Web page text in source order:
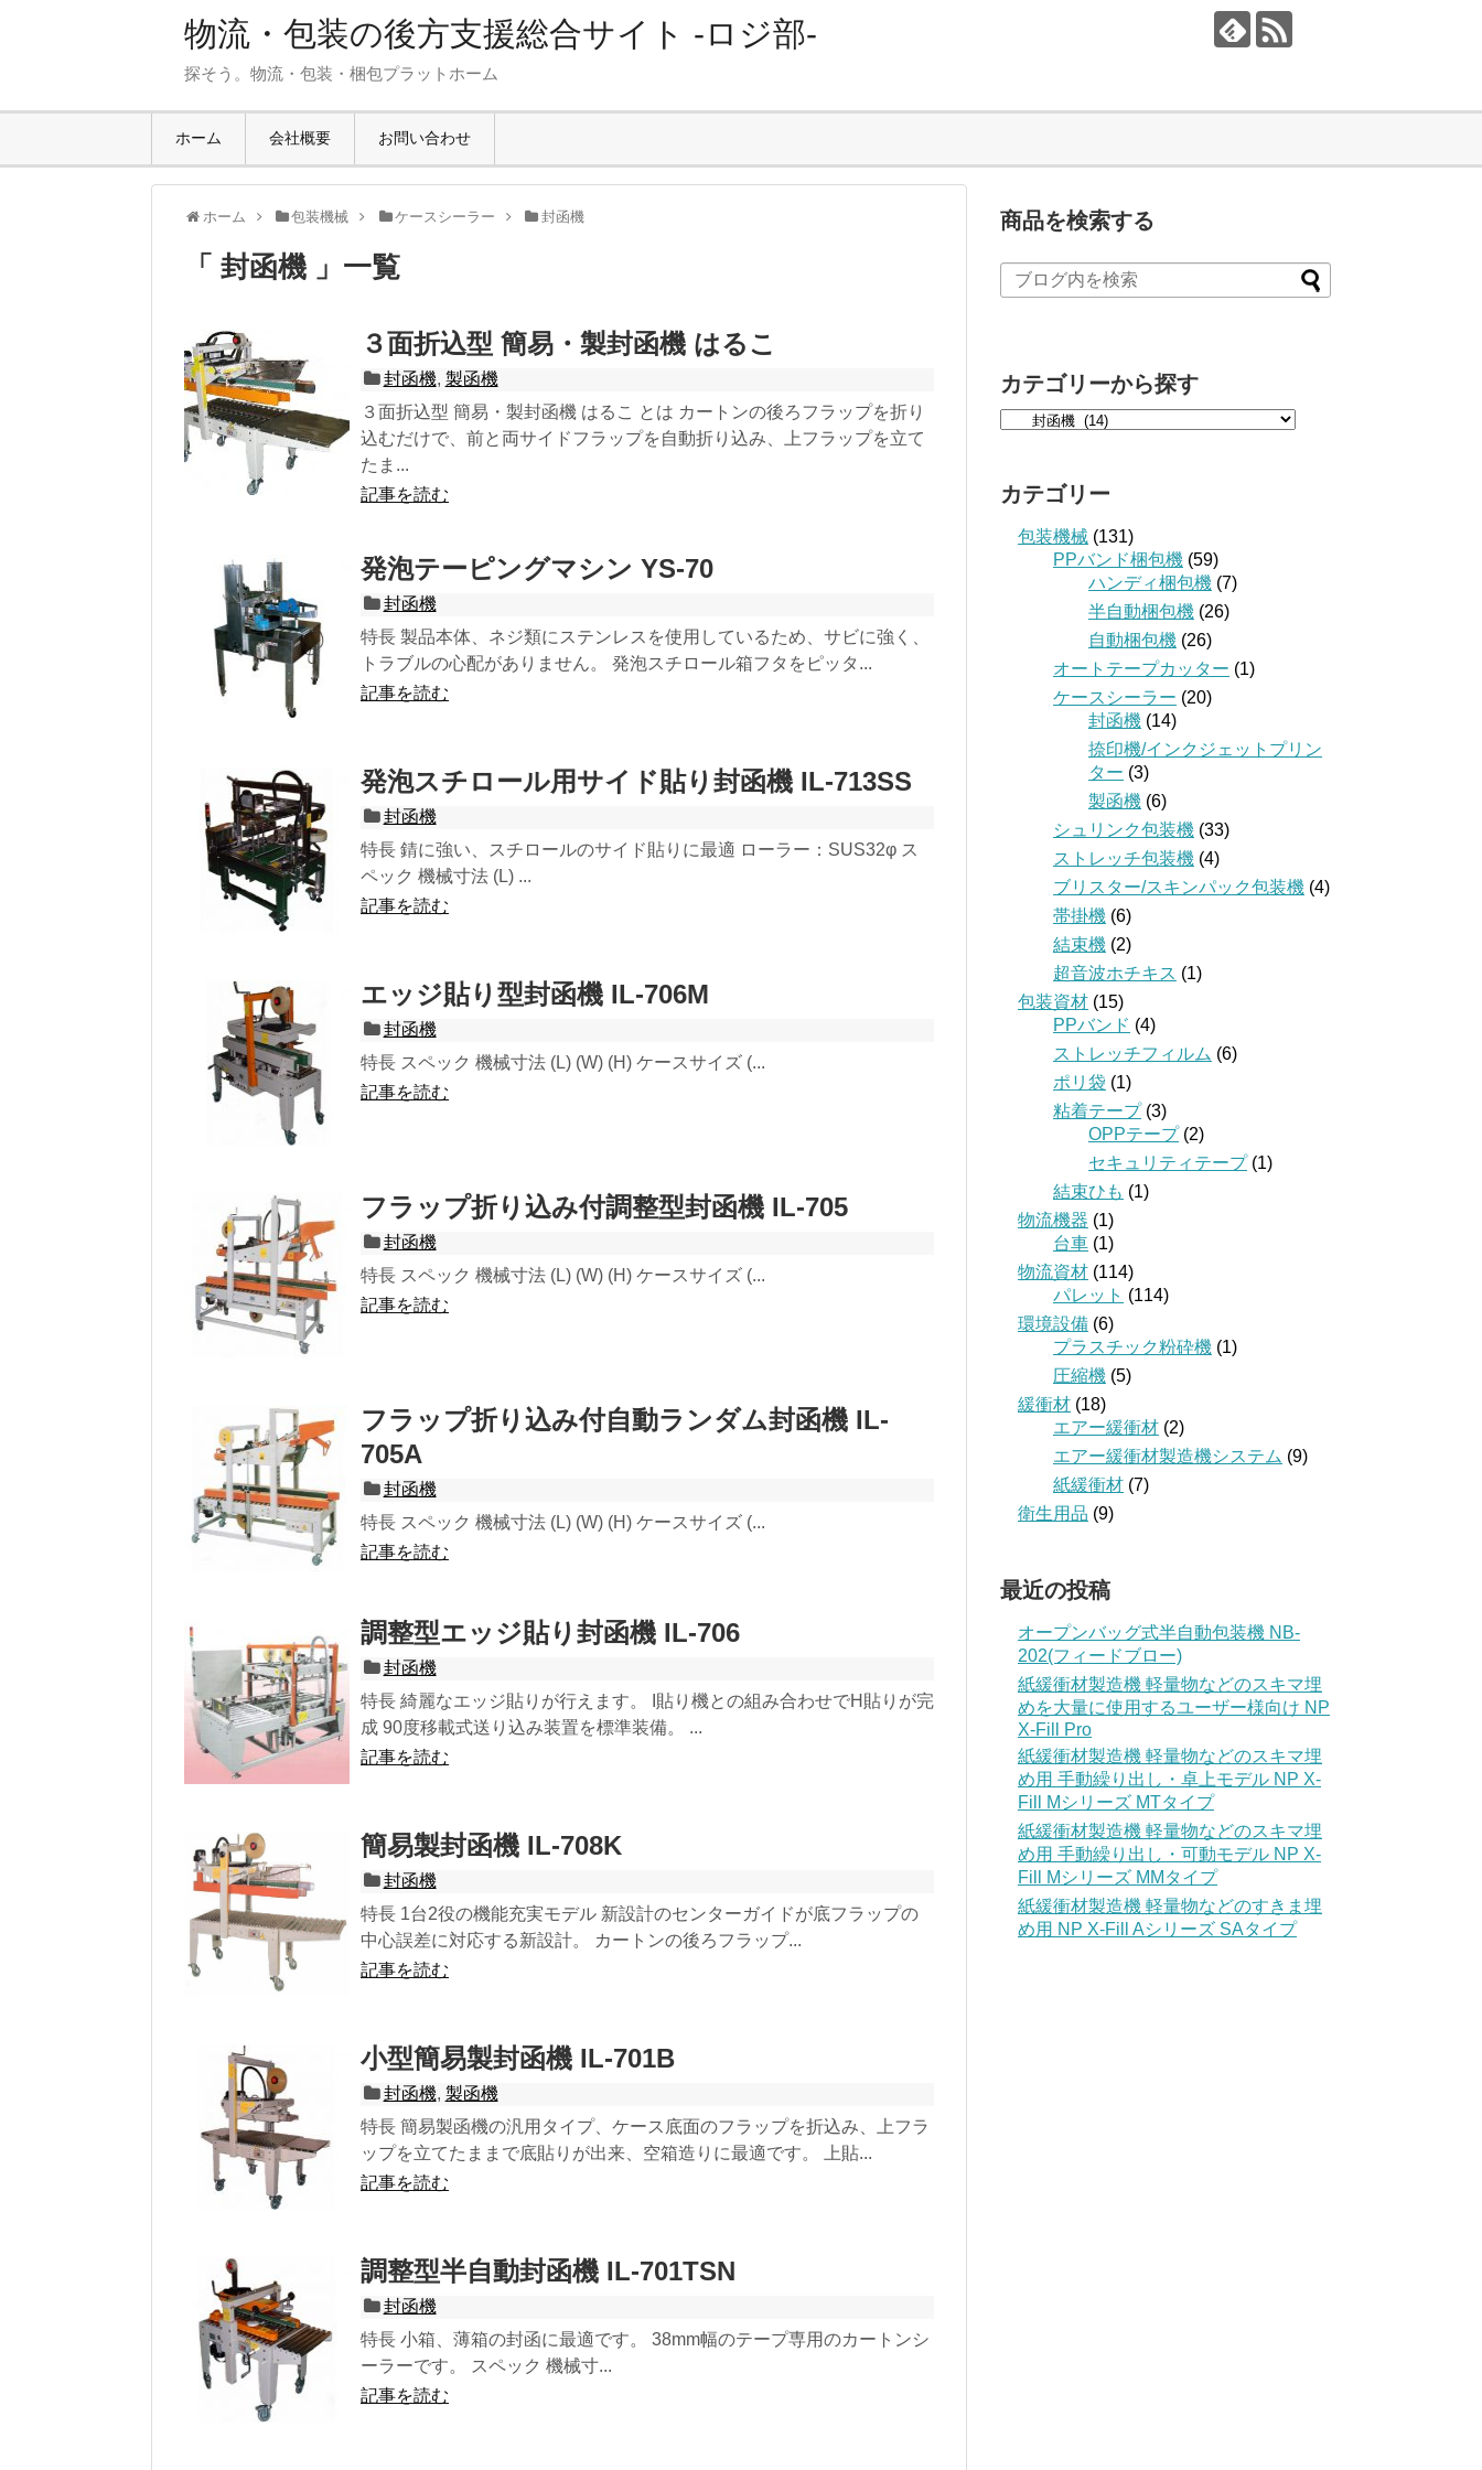
物流・包装の後方支援総合サイト -ロジ部-
探そう。物流・包装・梱包プラットホーム
ホーム 会社概要 お問い合わせ
ホーム 包装機械 ケースシーラー 封函機
「 封函機 」一覧
３面折込型 簡易・製封函機 はるこ
封函機, 製函機
３面折込型 簡易・製封函機 はるこ とは カートンの後ろフラップを折り
込むだけで、前と両サイドフラップを自動折り込み、上フラップを立て
たま...
記事を読む
発泡テーピングマシン YS-70
封函機
特長 製品本体、ネジ類にステンレスを使用しているため、サビに強く、
トラブルの心配がありません。 発泡スチロール箱フタをピッタ...
記事を読む
発泡スチロール用サイド貼り封函機 IL-713SS
封函機
特長 錆に強い、スチロールのサイド貼りに最適 ローラー：SUS32φ ス
ペック 機械寸法 (L) ...
記事を読む
エッジ貼り型封函機 IL-706M
封函機
特長 スペック 機械寸法 (L) (W) (H) ケースサイズ (...
記事を読む
フラップ折り込み付調整型封函機 IL-705
封函機
特長 スペック 機械寸法 (L) (W) (H) ケースサイズ (...
記事を読む
フラップ折り込み付自動ランダム封函機 IL-
705A
封函機
特長 スペック 機械寸法 (L) (W) (H) ケースサイズ (...
記事を読む
調整型エッジ貼り封函機 IL-706
封函機
特長 綺麗なエッジ貼りが行えます。 I貼り機との組み合わせでH貼りが完
成 90度移載式送り込み装置を標準装備。 ...
記事を読む
簡易製封函機 IL-708K
封函機
特長 1台2役の機能充実モデル 新設計のセンターガイドが底フラップの
中心誤差に対応する新設計。 カートンの後ろフラップ...
記事を読む
小型簡易製封函機 IL-701B
封函機, 製函機
特長 簡易製函機の汎用タイプ、ケース底面のフラップを折込み、上フラ
ップを立てたままで底貼りが出来、空箱造りに最適です。 上貼...
記事を読む
調整型半自動封函機 IL-701TSN
封函機
特長 小箱、薄箱の封函に最適です。 38mm幅のテープ専用のカートンシ
ーラーです。 スペック 機械寸...
記事を読む
商品を検索する
カテゴリーから探す
カテゴリー
包装機械 (131)
PPバンド梱包機 (59)
ハンディ梱包機 (7)
半自動梱包機 (26)
自動梱包機 (26)
オートテープカッター (1)
ケースシーラー (20)
封函機 (14)
捺印機/インクジェットプリン
ター (3)
製函機 (6)
シュリンク包装機 (33)
ストレッチ包装機 (4)
ブリスター/スキンパック包装機 (4)
帯掛機 (6)
結束機 (2)
超音波ホチキス (1)
包装資材 (15)
PPバンド (4)
ストレッチフィルム (6)
ポリ袋 (1)
粘着テープ(3)
OPPテープ(2)
セキュリティテープ(1)
結束ひも (1)
物流機器 (1)
台車 (1)
物流資材 (114)
パレット (114)
環境設備 (6)
プラスチック粉砕機 (1)
圧縮機 (5)
緩衝材 (18)
エアー緩衝材 (2)
エアー緩衝材製造機システム (9)
紙緩衝材 (7)
衛生用品 (9)
最近の投稿
オープンバッグ式半自動包装機 NB-
202(フィードブロー)
紙緩衝材製造機 軽量物などのスキマ埋
めを大量に使用するユーザー様向け NP
X-Fill Pro
紙緩衝材製造機 軽量物などのスキマ埋
め用 手動繰り出し・卓上モデル NP X-
Fill Mシリーズ MTタイプ
紙緩衝材製造機 軽量物などのスキマ埋
め用 手動繰り出し・可動モデル NP X-
Fill Mシリーズ MMタイプ
紙緩衝材製造機 軽量物などのすきま埋
め用 NP X-Fill Aシリーズ SAタイプ